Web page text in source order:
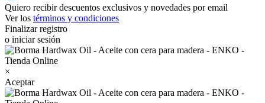
Quiero recibir descuentos exclusivos y novedades por email
Ver los términos y condiciones
Finalizar registro
o iniciar sesión
×
Aceptar